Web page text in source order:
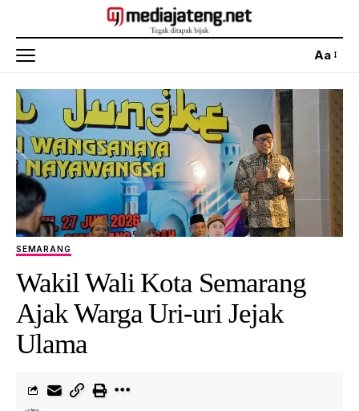
Aa
SEMARANG
Wakil Wali Kota Semarang
Ajak Warga Uri-uri Jejak
Ulama